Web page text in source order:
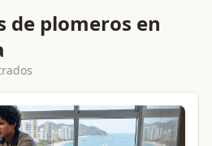
de plomeros en